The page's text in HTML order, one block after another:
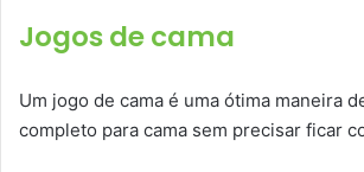
Jogos de cama
Um jogo de cama é uma ótima maneira
completo para cama sem precisar ficar